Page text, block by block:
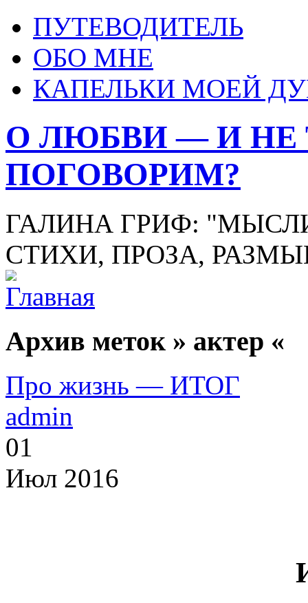
ПУТЕВОДИТЕЛЬ
ОБО МНЕ
КАПЕЛЬКИ МОЕЙ
О ЛЮБВИ — И НЕ
ПОГОВОРИМ?
ГАЛИНА ГРИФ:
СТИХИ, ПРОЗА,
Архив меток » актер «
Про жизнь — ИТОГ
admin
01
Июл 2016